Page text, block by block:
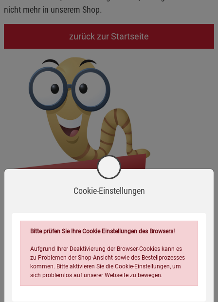
nicht mehr in unserem Shop.
zurück zur Startseite
Cookie-Einstellungen
Bitte prüfen Sie Ihre Cookie Einstellungen des Browsers!
Aufgrund Ihrer Deaktivierung der Browser-Cookies kann es
zu Problemen der Shop-Ansicht sowie des Bestellprozesses
kommen. Bitte aktivieren Sie die Cookie-Einstellungen, um
sich problemlos auf unserer Webseite zu bewegen.